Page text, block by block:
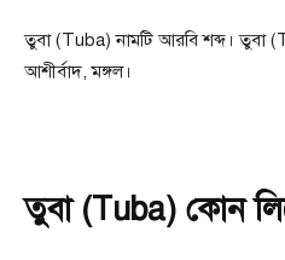
তুবা (Tuba) নামটি আরবি শব্দ। তুবা
আশীর্বাদ, মঙ্গল।
তুবা (Tuba) কোন